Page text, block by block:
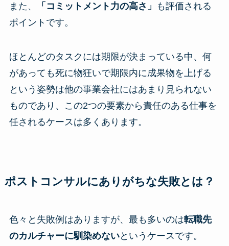
また、 「コミットメント力の高さ」
も評価される
ポイントです。
ほとんどのタスクには期限が決まっている中、何
があっても死に物狂いで期限内に成果物を上げる
という姿勢は他の事業会社にはあまり見られない
ものであり、この2つの要素から責任のある仕事を
任されるケースは多くあります。
ポストコンサルにありがちな失敗とは？
色々と失敗例はありますが、最も多いのは転職先
のカルチャーに馴染めないというケースです。